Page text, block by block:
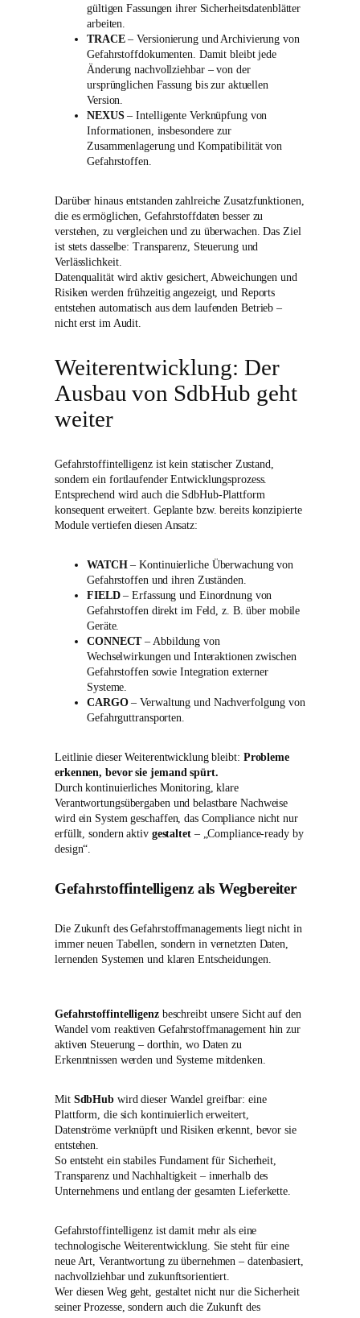
gültigen Fassungen ihrer Sicherheitsdatenblätter
arbeiten.
TRACE– Versionierung und Archivierung von
Gefahrstoffdokumenten. Damit bleibt jede
Änderung nachvollziehbar – von der
ursprünglichen Fassung bis zur aktuellen
Version.
NEXUS– Intelligente Verknüpfung von
Informationen, insbesondere zur
Zusammenlagerung und Kompatibilität von
Gefahrstoffen.
Darüber hinaus entstanden zahlreiche Zusatzfunktionen,
die es ermöglichen, Gefahrstoffdaten besser zu
verstehen, zu vergleichen und zu überwachen. Das Ziel
ist stets dasselbe: Transparenz, Steuerung und
Verlässlichkeit.
Datenqualität wird aktiv gesichert, Abweichungen und
Risiken werden frühzeitig angezeigt, und Reports
entstehen automatisch aus dem laufenden Betrieb –
nicht erst im Audit.
Weiterentwicklung: Der
Ausbau von SdbHub geht
weiter
Gefahrstoffintelligenz ist kein statischer Zustand,
sondern ein fortlaufender Entwicklungsprozess.
Entsprechend wird auch die SdbHub-Plattform
konsequent erweitert. Geplante bzw. bereits konzipierte
Module vertiefen diesen Ansatz:
WATCH– Kontinuierliche Überwachung von
Gefahrstoffen und ihren Zuständen.
FIELD– Erfassung und Einordnung von
Gefahrstoffen direkt im Feld, z. B. über mobile
Geräte.
CONNECT– Abbildung von
Wechselwirkungen und Interaktionen zwischen
Gefahrstoffen sowie Integration externer
Systeme.
CARGO– Verwaltung und Nachverfolgung von
Gefahrguttransporten.
Leitlinie dieser Weiterentwicklung bleibt: Probleme
erkennen, bevor sie jemand spürt.
Durch kontinuierliches Monitoring, klare
Verantwortungsübergaben und belastbare Nachweise
wird ein System geschaffen, das Compliance nicht nur
erfüllt, sondern aktiv gestaltet– „Compliance-ready by
design“.
Gefahrstoffintelligenz als Wegbereiter
Die Zukunft des Gefahrstoffmanagements liegt nicht in
immer neuen Tabellen, sondern in vernetzten Daten,
lernenden Systemen und klaren Entscheidungen.
Gefahrstoffintelligenz beschreibt unsere Sicht auf den
Wandel vom reaktiven Gefahrstoffmanagement hin zur
aktiven Steuerung – dorthin, wo Daten zu
Erkenntnissen werden und Systeme mitdenken.
Mit SdbHub wird dieser Wandel greifbar: eine
Plattform, die sich kontinuierlich erweitert,
Datenströme verknüpft und Risiken erkennt, bevor sie
entstehen.
So entsteht ein stabiles Fundament für Sicherheit,
Transparenz und Nachhaltigkeit – innerhalb des
Unternehmens und entlang der gesamten Lieferkette.
Gefahrstoffintelligenz ist damit mehr als eine
technologische Weiterentwicklung. Sie steht für eine
neue Art, Verantwortung zu übernehmen – datenbasiert,
nachvollziehbar und zukunftsorientiert.
Wer diesen Weg geht, gestaltet nicht nur die Sicherheit
seiner Prozesse, sondern auch die Zukunft des